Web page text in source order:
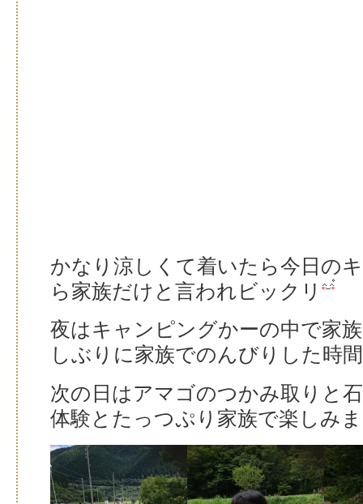
かなり涼しくて着いたら今日の
ら家族だけと言われビックリ
夜はキャンピングかーの中で家
しぶりに家族でのんびりした時
次の日はアマゴのつかみ取りと
体験とたっつぷり家族で楽しみ